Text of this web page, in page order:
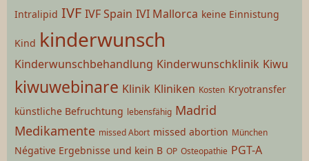
Intralipid IVF IVF Spain IVI Mallorca keine Einnistung
Kind kinderwunsch
Kinderwunschbehandlung Kinderwunschklinik Kiwu
kiwuwebinare Klinik Kliniken Kosten Kryotransfer
künstliche Befruchtung lebensfähig Madrid
Medikamente missed Abort missed abortion München
Négative Ergebnisse und kein B OP Osteopathie PGT-A